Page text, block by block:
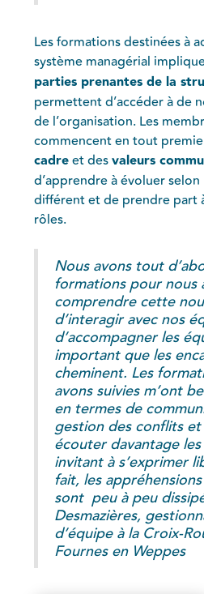
Les formations destinées à
système managérial
parties prenantes de la
permettent d’accéder à de
de l’organisation. Les
commencent en tout
cadreet desvaleurs
d’apprendre à évoluer
différent et de prendre part
rôles.
Nous avons tout
formations pour nous
comprendre cette
d’interagir avec nos
d’accompagner les
important que les
cheminent. Les
avons suivies m’ont
en termes de
gestion des conflits et
écouter davantage
invitant à s’exprimer
fait, les appréhensions
sont peu à peu
Desmazières,
d’équipe à la Croix-
Fournes en Weppes